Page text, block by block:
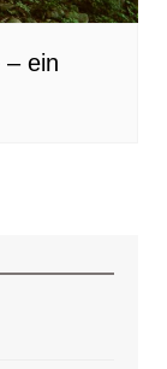
– ein